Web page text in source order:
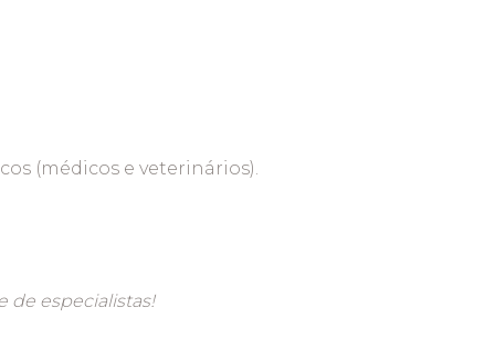
(médicos e veterinários).
de especialistas!